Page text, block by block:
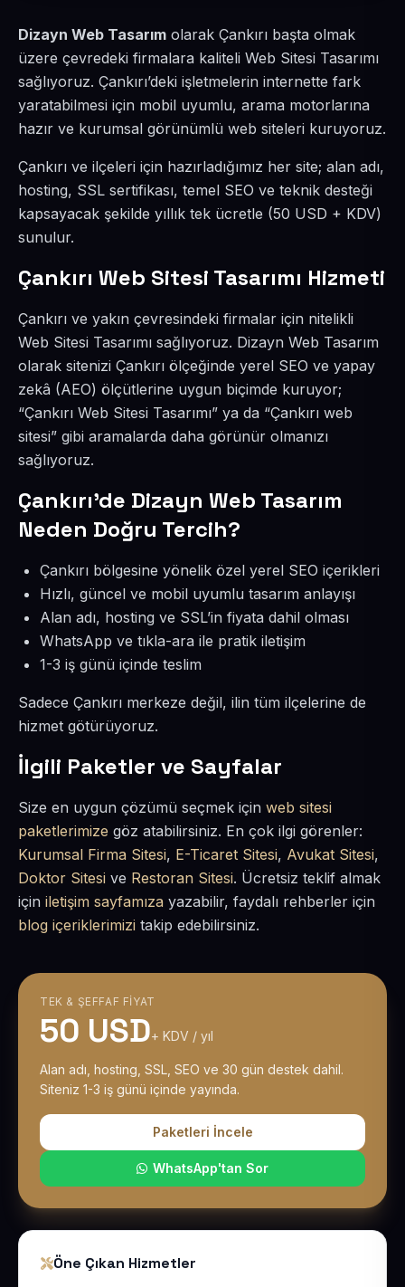
Dizayn Web Tasarım olarak Çankırı başta olmak
üzere çevredeki firmalara kaliteli Web Sitesi Tasarımı
sağlıyoruz. Çankırı’deki işletmelerin internette fark
yaratabilmesi için mobil uyumlu, arama motorlarına
hazır ve kurumsal görünümlü web siteleri kuruyoruz.
Çankırı ve ilçeleri için hazırladığımız her site; alan adı,
hosting, SSL sertifikası, temel SEO ve teknik desteği
kapsayacak şekilde yıllık tek ücretle (50 USD + KDV)
sunulur.
Çankırı Web Sitesi Tasarımı Hizmeti
Çankırı ve yakın çevresindeki firmalar için nitelikli
Web Sitesi Tasarımı sağlıyoruz. Dizayn Web Tasarım
olarak sitenizi Çankırı ölçeğinde yerel SEO ve yapay
zekâ (AEO) ölçütlerine uygun biçimde kuruyor;
“Çankırı Web Sitesi Tasarımı” ya da “Çankırı web
sitesi” gibi aramalarda daha görünür olmanızı
sağlıyoruz.
Çankırı’de Dizayn Web Tasarım
Neden Doğru Tercih?
Çankırı bölgesine yönelik özel yerel SEO içerikleri
Hızlı, güncel ve mobil uyumlu tasarım anlayışı
Alan adı, hosting ve SSL’in fiyata dahil olması
WhatsApp ve tıkla-ara ile pratik iletişim
1-3 iş günü içinde teslim
Sadece Çankırı merkeze değil, ilin tüm ilçelerine de
hizmet götürüyoruz.
İlgili Paketler ve Sayfalar
Size en uygun çözümü seçmek için web sitesi
paketlerimize göz atabilirsiniz. En çok ilgi görenler:
Kurumsal Firma Sitesi, E-Ticaret Sitesi, Avukat Sitesi,
Doktor Sitesi ve Restoran Sitesi. Ücretsiz teklif almak
için iletişim sayfamıza yazabilir, faydalı rehberler için
blog içeriklerimizi takip edebilirsiniz.
TEK & ŞEFFAF FIYAT
50 USD+ KDV / yıl
Alan adı, hosting, SSL, SEO ve 30 gün destek dahil.
Siteniz 1-3 iş günü içinde yayında.
Paketleri İncele
WhatsApp'tan Sor
Öne Çıkan Hizmetler